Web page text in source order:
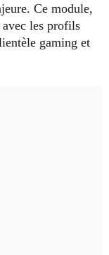
Ce module,
avec les profils
gaming et